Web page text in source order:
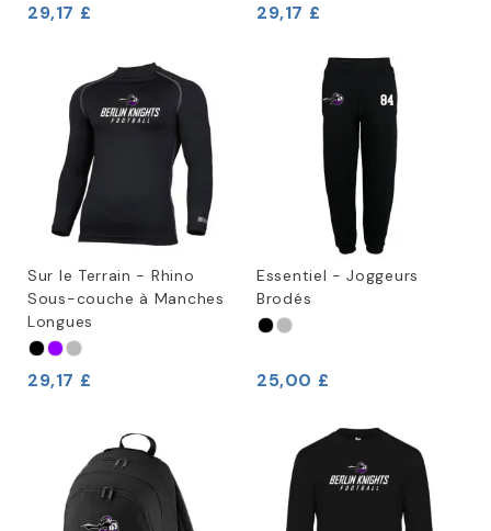
29,17 £ 29,17 £
Sur le Terrain - Rhino
Sous-couche à Manches
Longues
29,17 £
Essentiel - Joggeurs
Brodés
25,00 £